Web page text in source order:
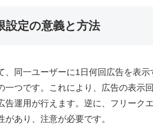
設定の意義と方法
、同一ユーザーに1日何回広告を表
一つです。これにより、広告の表示
告運用が行えます。逆に、フリーク
あり、注意が必要です。